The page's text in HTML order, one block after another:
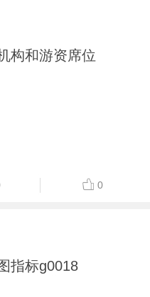
构和游资席位
0
指标g0018